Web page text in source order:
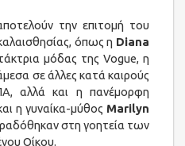
την επιτομή του
όπως η Diana
μόδας της Vogue, η
σε άλλες κατά καιρούς
αλλά και η πανέμορφη
η γυναίκα-μύθος Marilyn
στη γοητεία των
Οίκου.